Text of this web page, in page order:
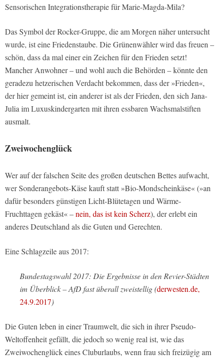
Sensorischen Integrationstherapie für Marie-Magda-Mila?
Das Symbol der Rocker-Gruppe, die am Morgen näher untersucht
wurde, ist eine Friedenstaube. Die Grünenwähler wird das freuen –
schön, dass da mal einer ein Zeichen für den Frieden setzt!
Mancher Anwohner – und wohl auch die Behörden – könnte den
geradezu hetzerischen Verdacht bekommen, dass der »Frieden«,
der hier gemeint ist, ein anderer ist als der Frieden, den sich Jana-
Julia im Luxuskindergarten mit ihren essbaren Wachsmalstiften
ausmalt.
Zweiwochenglück
Wer auf der falschen Seite des großen deutschen Bettes aufwacht,
wer Sonderangebots-Käse kauft statt »Bio-Mondscheinkäse« (»an
dafür besonders günstigen Licht-Blütetagen und Wärme-
Fruchttagen gekäst« –nein, das ist kein Scherz), der erlebt ein
anderes Deutschland als die Guten und Gerechten.
Eine Schlagzeile aus 2017:
Bundestagswahl 2017: Die Ergebnisse in den Revier-Städten
im Überblick – AfD fast überall zweistellig (derwesten.de,
24.9.2017)
Die Guten leben in einer Traumwelt, die sich in ihrer Pseudo-
Weltoffenheit gefällt, die jedoch so wenig real ist, wie das
Zweiwochenglück eines Cluburlaubs, wenn frau sich freizügig am